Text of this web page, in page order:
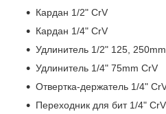
Кардан 1/2" CrV
Кардан 1/4" CrV
Удлинитель 1/2" 125,
Удлинитель 1/4" 75mm CrV
Отвертка-держатель 1/4"
Переходник для бит 1/4" CrV